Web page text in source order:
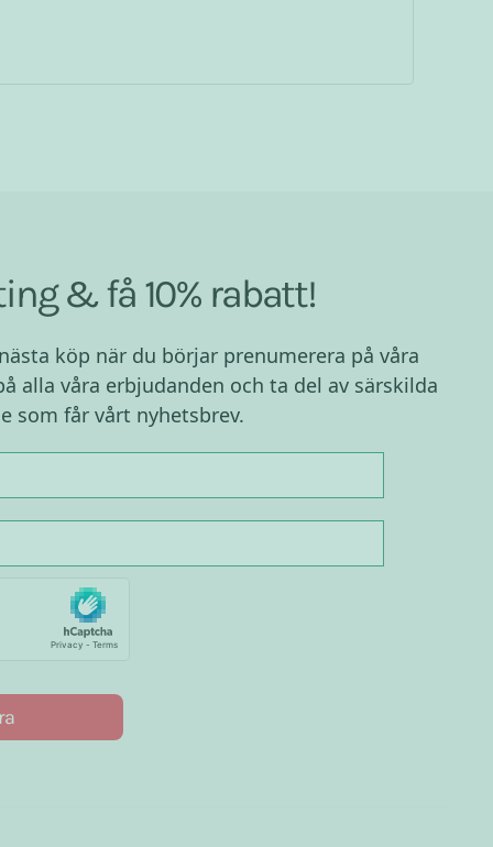
& få 10% rabatt!
köp när du börjar prenumerera på våra
alla våra erbjudanden och ta del av särskilda
som får vårt nyhetsbrev.